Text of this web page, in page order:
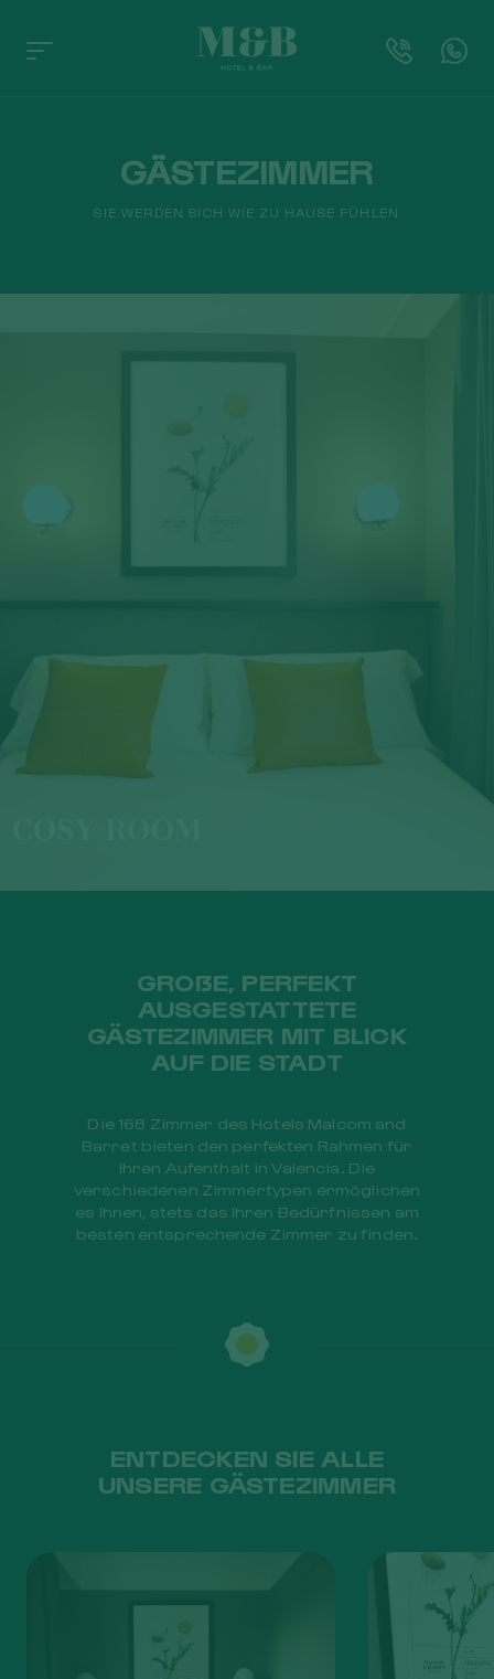
GÄSTEZIMMER
SIE WERDEN SICH WIE ZU HAUSE FÜHLEN
GROẞE, PERFEKT
AUSGESTATTETE
GÄSTEZIMMER MIT BLICK
AUF DIE STADT
Die 168 Zimmer des Hotels Malcom and
Barret bieten den perfekten Rahmen für
Ihren Aufenthalt in Valencia. Die
verschiedenen Zimmertypen ermöglichen
es Ihnen, stets das Ihren Bedürfnissen am
besten entsprechende Zimmer zu finden.
ENTDECKEN SIE ALLE
UNSERE GÄSTEZIMMER